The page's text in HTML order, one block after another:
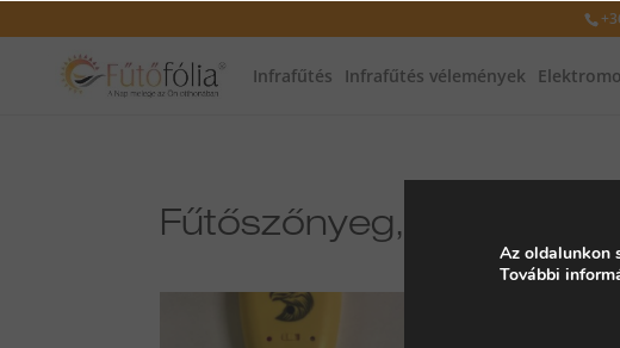
Infrafűtés Infrafűtés vélemények
Fűtőszőnyeg, Fűtőháló
Az oldalunkon
További